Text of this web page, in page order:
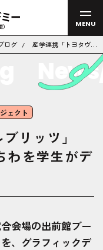
MENU
ログ
産学連携「トヨタヴェ
ルブリッツ」×「出前
館」 コラボうちわを学
生がデザイン！
ェクト
リッツ」
わを学生がデ
会場の出前館ブー
、グラフィックデ